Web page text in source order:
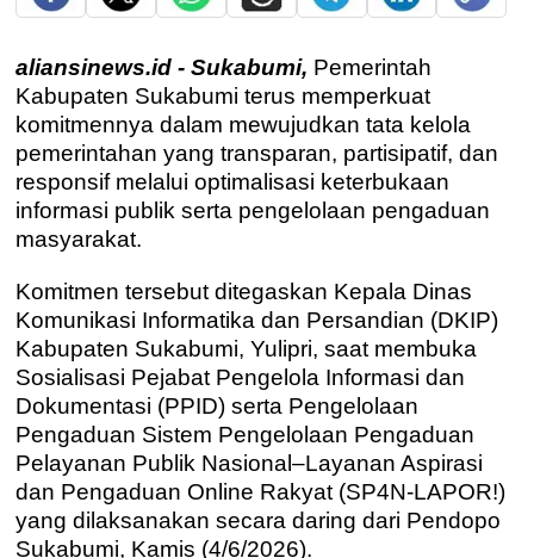
aliansinews.id - Sukabumi, Pemerintah
Kabupaten Sukabumi terus memperkuat
komitmennya dalam mewujudkan tata kelola
pemerintahan yang transparan, partisipatif, dan
responsif melalui optimalisasi keterbukaan
informasi publik serta pengelolaan pengaduan
masyarakat.
Komitmen tersebut ditegaskan Kepala Dinas
Komunikasi Informatika dan Persandian (DKIP)
Kabupaten Sukabumi, Yulipri, saat membuka
Sosialisasi Pejabat Pengelola Informasi dan
Dokumentasi (PPID) serta Pengelolaan
Pengaduan Sistem Pengelolaan Pengaduan
Pelayanan Publik Nasional–Layanan Aspirasi
dan Pengaduan Online Rakyat (SP4N-LAPOR!)
yang dilaksanakan secara daring dari Pendopo
Sukabumi, Kamis (4/6/2026).